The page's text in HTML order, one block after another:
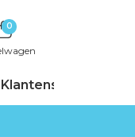
0
Klantenservice